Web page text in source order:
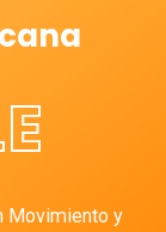
Movimiento y